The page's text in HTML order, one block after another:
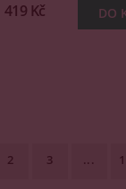
419 Kč
2 3 ...